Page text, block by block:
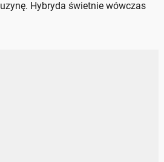
Hybryda świetnie wówczas